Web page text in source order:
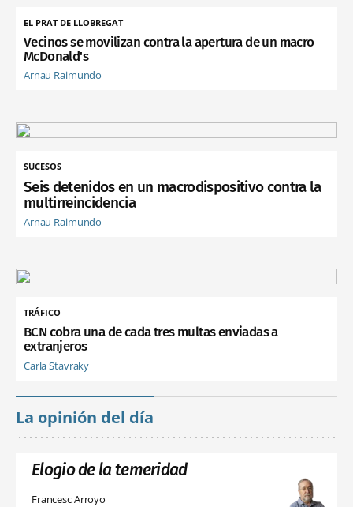
EL PRAT DE LLOBREGAT
Vecinos se movilizan contra la apertura de un macro
McDonald's
Arnau Raimundo
SUCESOS
Seis detenidos en un macrodispositivo contra la
multirreincidencia
Arnau Raimundo
TRÁFICO
BCN cobra una de cada tres multas enviadas a
extranjeros
Carla Stavraky
La opinión del día
Elogio de la temeridad
Francesc Arroyo